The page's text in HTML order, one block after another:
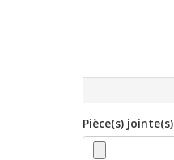
Pièce(s) jointe(s)